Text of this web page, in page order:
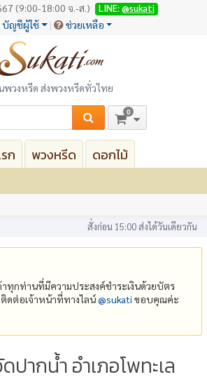
(9:00-18:00 จ.-ส.) LINE: @sukati
บัญชีผู้ใช้ ช่วยเหลือ
พวงหรีด ส่งพวงหรีดทั่วไทย
0
ก พวงหรีด ดอกไม้
สั่งก่อน 15:00 ส่งได้วันเดียวกัน
าทุกท่านที่มีความประสงค์ชำระเงินด้วยบัตร
ดต่อเจ้าหน้าที่ทางไลน์@‌sukati ขอบคุณค่ะ
ากน้ำ อำเภอโพทะเล